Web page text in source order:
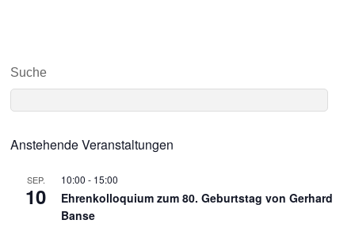
Suche
Anstehende Veranstaltungen
SEP.
10
10:00 - 15:00
Ehrenkolloquium zum 80. Geburtstag von Gerhard
Banse